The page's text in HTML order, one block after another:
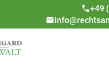
+49